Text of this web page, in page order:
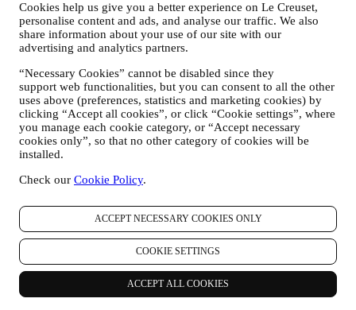
Cookies help us give you a better experience on Le Creuset,
personalise content and ads, and analyse our traffic. We also
share information about your use of our site with our
advertising and analytics partners.
“Necessary Cookies” cannot be disabled since they
support web functionalities, but you can consent to all the other
uses above (preferences, statistics and marketing cookies) by
clicking “Accept all cookies”, or click “Cookie settings”, where
you manage each cookie category, or “Accept necessary
cookies only”, so that no other category of cookies will be
installed.
Check our Cookie Policy.
ACCEPT NECESSARY COOKIES ONLY
COOKIE SETTINGS
ACCEPT ALL COOKIES
tiendas Le Creuset (Boutiques Signature y Tiendas Outlet), o
suscribirse a nuestras comunicaciones de marketing. Los datos
personales pueden referirse a:
nacimiento y otros datos de contacto (dirección, número de
teléfono y dirección de correo electrónico), para registrar una
cuenta de Le Creuset o comprar como usuario invitado, o para
suscribirse a nuestras comunicaciones de marketing
comunicaciones en la web o en la tienda.
sus datos de compra, por ejemplo, fecha y hora de compra,
la gestión de sus pedidos.
identificadores en línea - como su dirección IP, versión del
navegador, sistema operativo, duración de la visita, usuario
que regresa, origen geográfico), recopilados durante sus
visitas al Sitio Web (ya sea que sea usuario registrado o no),
mediante el uso de registros y/o tecnologías de seguimiento
como "cookies" y otras tecnologías similares (incluidos los